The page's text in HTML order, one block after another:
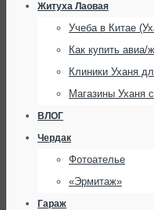
Житуха Лаовая
Учеба в Китае
Как купить авиа/
Клиники Уханя
Магазины Уханя
ВЛОГ
Чердак
Фотоателье
«Эрмитаж»
Гараж